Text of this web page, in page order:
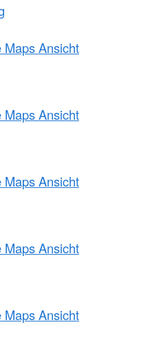
Maps Ansicht
Maps Ansicht
Maps Ansicht
Maps Ansicht
Maps Ansicht